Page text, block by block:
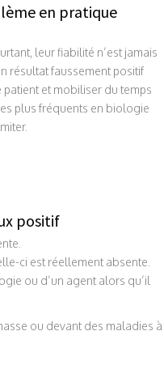
en pratique
leur fiabilité n’est jamais
résultat faussement positif
et mobiliser du temps
plus fréquents en biologie
positif
ci est réellement absente.
ou d’un agent alors qu’il
ou devant des maladies à